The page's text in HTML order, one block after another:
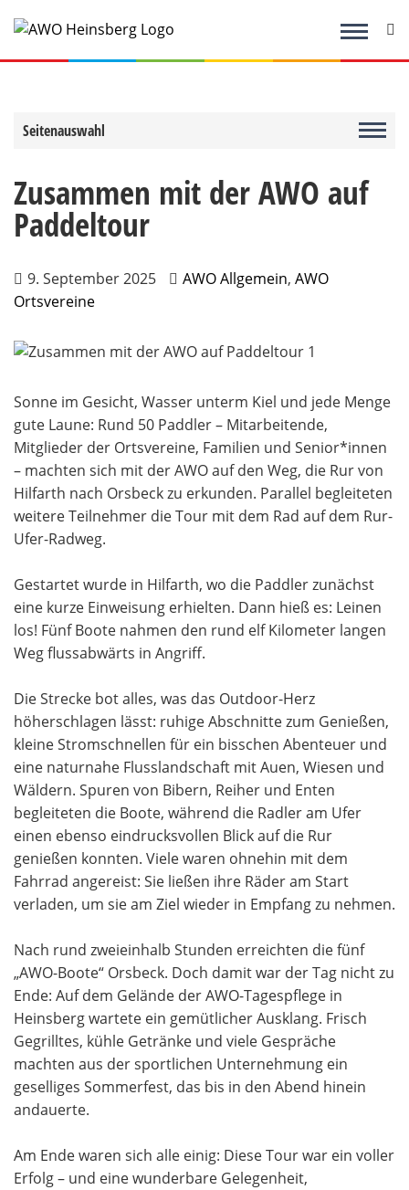
Inhalt
springen
Seitenauswahl
Zusammen mit der AWO auf
Paddeltour
9. September 2025 AWO Allgemein, AWO
Ortsvereine
Sonne im Gesicht, Wasser unterm Kiel und jede Menge
gute Laune: Rund 50 Paddler – Mitarbeitende,
Mitglieder der Ortsvereine, Familien und Senior*innen
– machten sich mit der AWO auf den Weg, die Rur von
Hilfarth nach Orsbeck zu erkunden. Parallel begleiteten
weitere Teilnehmer die Tour mit dem Rad auf dem Rur-
Ufer-Radweg.
Gestartet wurde in Hilfarth, wo die Paddler zunächst
eine kurze Einweisung erhielten. Dann hieß es: Leinen
los! Fünf Boote nahmen den rund elf Kilometer langen
Weg flussabwärts in Angriff.
Die Strecke bot alles, was das Outdoor-Herz
höherschlagen lässt: ruhige Abschnitte zum Genießen,
kleine Stromschnellen für ein bisschen Abenteuer und
eine naturnahe Flusslandschaft mit Auen, Wiesen und
Wäldern. Spuren von Bibern, Reiher und Enten
begleiteten die Boote, während die Radler am Ufer
einen ebenso eindrucksvollen Blick auf die Rur
genießen konnten. Viele waren ohnehin mit dem
Fahrrad angereist: Sie ließen ihre Räder am Start
verladen, um sie am Ziel wieder in Empfang zu nehmen.
Nach rund zweieinhalb Stunden erreichten die fünf
„AWO-Boote“ Orsbeck. Doch damit war der Tag nicht zu
Ende: Auf dem Gelände der AWO-Tagespflege in
Heinsberg wartete ein gemütlicher Ausklang. Frisch
Gegrilltes, kühle Getränke und viele Gespräche
machten aus der sportlichen Unternehmung ein
geselliges Sommerfest, das bis in den Abend hinein
andauerte.
Am Ende waren sich alle einig: Diese Tour war ein voller
Erfolg – und eine wunderbare Gelegenheit,